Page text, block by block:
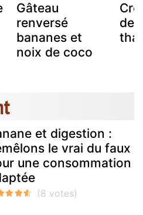
Gâteau
renversé
bananes et
noix de coco
de
thaï
et digestion :
le vrai du faux
une consommation